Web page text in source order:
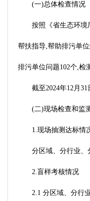
(一)总体检查情况
按照《省生态环境
帮扶指导,帮助排污单
排污单位问题102个,检
截至2024年12月
(二)现场检查和监
1.现场抽测达标情
分区域、分行业、
2.盲样考核情况
2.1 分区域、分行